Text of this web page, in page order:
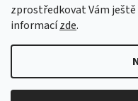
zprostředkovat Vám
informacízde.
.